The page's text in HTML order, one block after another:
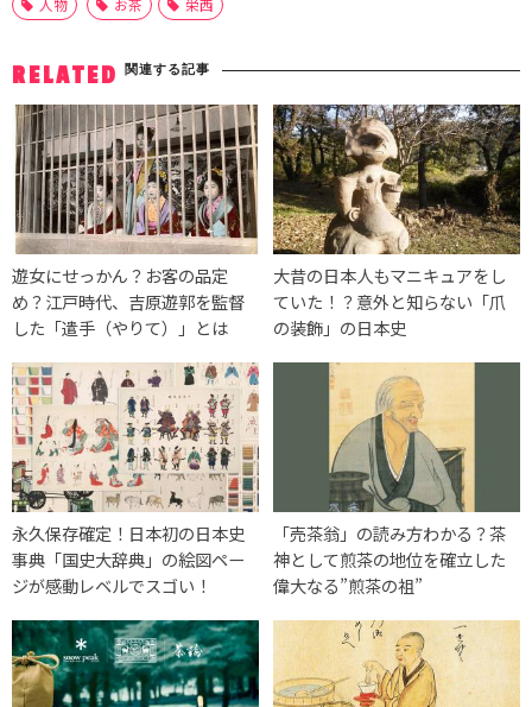
人物 お茶 栄西
RELATED 関連する記事
遊女にせっかん？お客の品定
め？江戸時代、吉原遊郭を監督
した「遣手（やりて）」とは
大昔の日本人もマニキュアをし
ていた！？意外と知らない「爪
の装飾」の日本史
永久保存確定！日本初の日本史
事典「国史大辞典」の絵図ペー
ジが感動レベルでスゴい！
「売茶翁」の読み方わかる？茶
神として煎茶の地位を確立した
偉大なる”煎茶の祖”